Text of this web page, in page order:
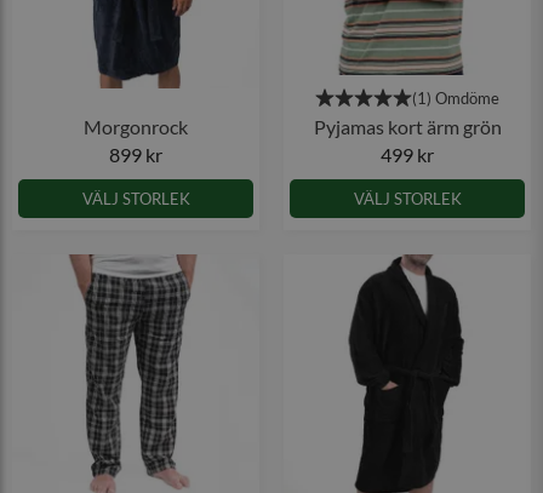
Morgonrock
899 kr
VÄLJ STORLEK
Pyjamas kort ärm grön
499 kr
VÄLJ STORLEK